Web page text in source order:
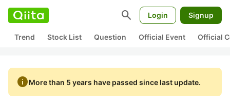
search Login Signup
Trend Stock List Question Official Event Official
infoMore than 5 years have passed since last update.